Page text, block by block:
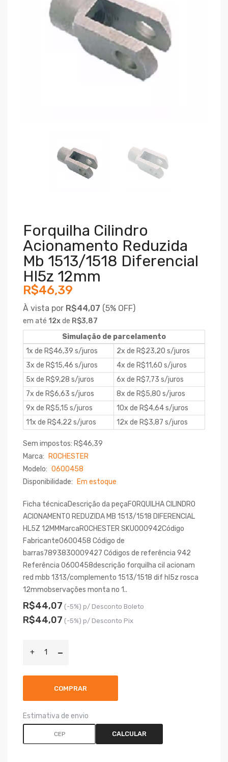
Forquilha Cilindro
Acionamento Reduzida
Mb 1513/1518 Diferencial
Hl5z 12mm
R$46,39
À vista por R$44,07 (5% OFF)
em até 12xde R$3,87
Simulação de parcelamento
1x de R$46,39 s/juros
2x de R$23,20 s/juros
3x de R$15,46 s/juros
4x de R$11,60 s/juros
5x de R$9,28 s/juros
6x de R$7,73 s/juros
7x de R$6,63 s/juros
8x de R$5,80 s/juros
9x de R$5,15 s/juros
10x de R$4,64 s/juros
11x de R$4,22 s/juros
12x de R$3,87 s/juros
Sem impostos: R$46,39
Marca:
ROCHESTER
Modelo: 0600458
Disponibilidade:
Em estoque
Ficha técnicaDescrição da peçaFORQUILHA CILINDRO
ACIONAMENTO REDUZIDA MB 1513/1518 DIFERENCIAL
HL5Z 12MMMarcaROCHESTER SKU000942Código
Fabricante0600458 Código de
barras7893830009427 Códigos de referência 942
Referência 0600458descrição forquilha cil acionam
red mbb 1313/complemento 1513/1518 dif hl5z rosca
12mmobservações monta no 1..
R$44,07 (-5%) p/ Desconto Boleto
R$44,07 (-5%) p/ Desconto Pix
COMPRAR
Estimativa de envio
CALCULAR